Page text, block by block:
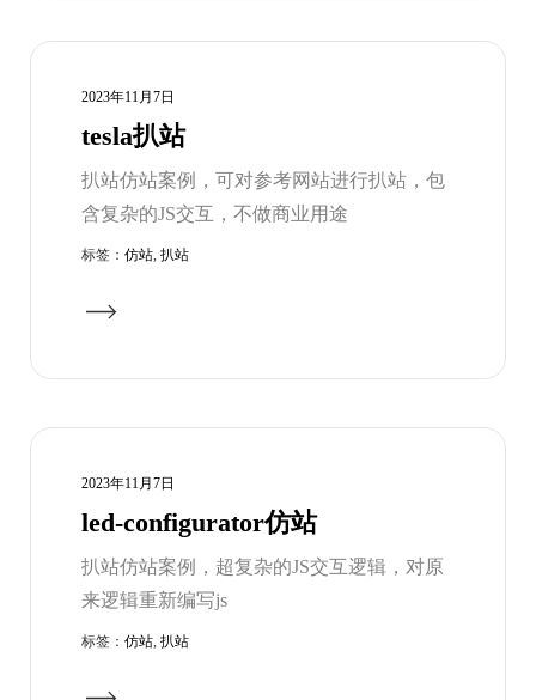
2023年11月7日
tesla扒站
扒站仿站案例，可对参考网站进行扒站，包
含复杂的JS交互，不做商业用途
标签： 仿站, 扒站
2023年11月7日
led-configurator仿站
扒站仿站案例，超复杂的JS交互逻辑，对原
来逻辑重新编写js
标签： 仿站, 扒站